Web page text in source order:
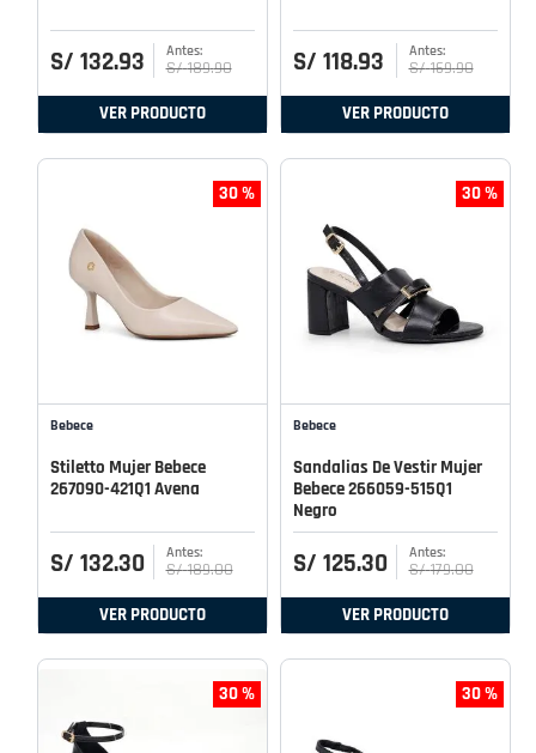
S/ 132.93 S/ 189.90
VER PRODUCTO
S/ 118.93 S/ 169.90
VER PRODUCTO
30 %
Bebece
Stiletto Mujer Bebece
267090-421Q1 Avena
S/ 132.30 S/ 189.00
VER PRODUCTO
30 %
Bebece
Sandalias De Vestir Mujer
Bebece 266059-515Q1
Negro
S/ 125.30 S/ 179.00
VER PRODUCTO
30 % 30 %